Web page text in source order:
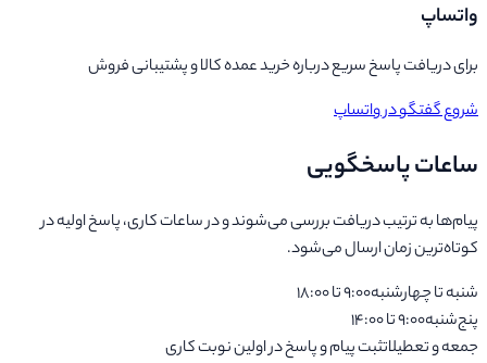
واتساپ
برای دریافت پاسخ سریع درباره خرید عمده کالا و پشتیبانی فروش
شروع گفتگو درواتساپ
ساعات پاسخگویی
پیام‌ها به ترتیب دریافت بررسی می‌شوند و در ساعات کاری، پاسخ اولیه در
کوتاه‌ترین زمان ارسال می‌شود.
شنبه تا چهارشنبه۹:۰۰ تا ۱۸:۰۰
پنج‌شنبه۹:۰۰ تا ۱۴:۰۰
جمعه و تعطیلاتثبت پیام و پاسخ در اولین نوبت کاری